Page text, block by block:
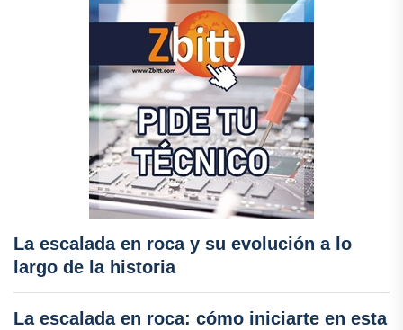
La escalada en roca y su evolución a lo
largo de la historia
La escalada en roca: cómo iniciarte en esta